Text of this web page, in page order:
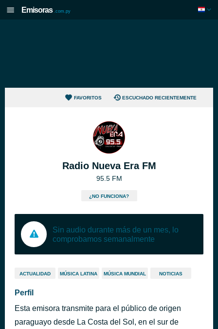
Emisoras .com.py
FAVORITOS ESCUCHADO RECIENTEMENTE
Radio Nueva Era FM
95.5 FM
¿NO FUNCIONA?
Sin audio durante más de un mes, lo
comprobamos semanalmente
ACTUALIDAD MÚSICA LATINA MÚSICA MUNDIAL NOTICIAS
Perfil
Esta emisora transmite para el público de origen
paraguayo desde La Costa del Sol, en el sur de